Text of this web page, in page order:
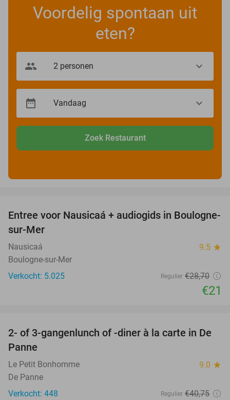
Voordelig spontaan uit
eten?
Zoek Restaurant
27%
Entree voor Nausicaá + audiogids in Boulogne-
sur-Mer
Nausicaá 9.5 star
Boulogne-sur-Mer
Verkocht: 5.025
Regulier €28,70
€21
39%
2- of 3-gangenlunch of -diner à la carte in De
Panne
Le Petit Bonhomme 9.0 star
De Panne
Verkocht: 448
Regulier €40,75